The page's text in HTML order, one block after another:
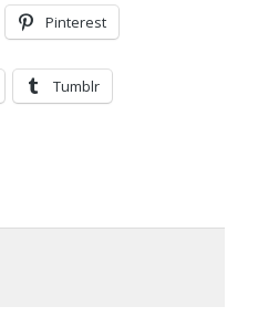
Pinterest
Tumblr